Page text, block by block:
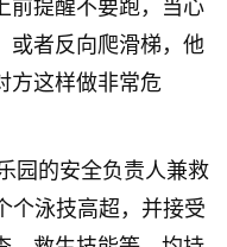
前提醒不要跑，当心
或者反向爬滑梯，他
方这样做非常危
园的安全负责人兼救
个泳技高超，并接受